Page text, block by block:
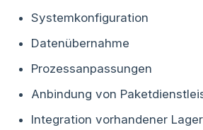
Systemkonfiguration
Datenübernahme
Prozessanpassungen
Anbindung von
Integration vorhandener